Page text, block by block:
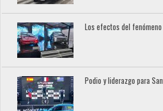
Los efectos del
Podio y liderazgo para